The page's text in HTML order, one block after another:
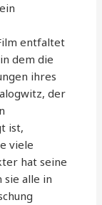
entfaltet
dem die
ihres
der
ist,
viele
hat seine
sie alle in